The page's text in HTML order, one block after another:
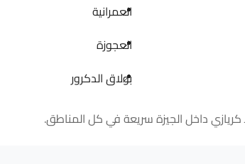
العمرانية
العجوزة
بولاق الدكرور